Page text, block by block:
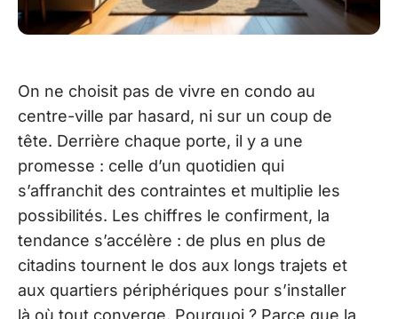
On ne choisit pas de vivre en condo au
centre-ville par hasard, ni sur un coup de
tête. Derrière chaque porte, il y a une
promesse : celle d’un quotidien qui
s’affranchit des contraintes et multiplie les
possibilités. Les chiffres le confirment, la
tendance s’accélère : de plus en plus de
citadins tournent le dos aux longs trajets et
aux quartiers périphériques pour s’installer
là où tout converge. Pourquoi ? Parce que la